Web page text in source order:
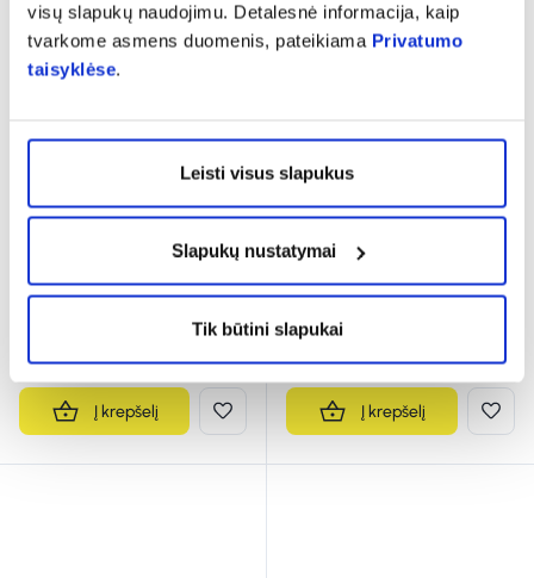
visų slapukų naudojimu. Detalesnė informacija, kaip
tvarkome asmens duomenis, pateikiama Privatumo
taisyklėse.
Leisti visus slapukus
Slapukų nustatymai
Tik būtini slapukai
1,68 €
Į krepšelį
m x 90 cm, 1 vnt.
Į krepšelį